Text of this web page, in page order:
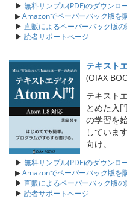
▶ 無料サンプル(PDF)のダウンロ
▶Amazonでペーパーバック版を
▶ 直販によるペーパーバック版の
▶ 読者サポートページ
テキスト
(OIAX
テキスト
とめた入
の学習を
していま
向け。
▶ 無料サンプル(PDF)のダウンロ
▶Amazonでペーパーバック版を
▶ 直販によるペーパーバック版の
▶ 読者サポートページ